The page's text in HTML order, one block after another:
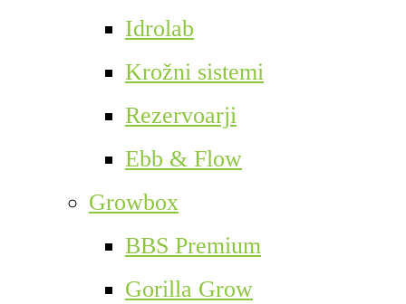
Idrolab
Krožni sistemi
Rezervoarji
Ebb & Flow
Growbox
BBS Premium
Gorilla Grow